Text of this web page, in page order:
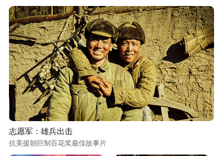
志愿军：雄兵出击
抗美援朝巨制百花奖最佳故事片